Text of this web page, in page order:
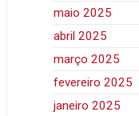
maio 2025
abril 2025
março 2025
fevereiro 2025
janeiro 2025